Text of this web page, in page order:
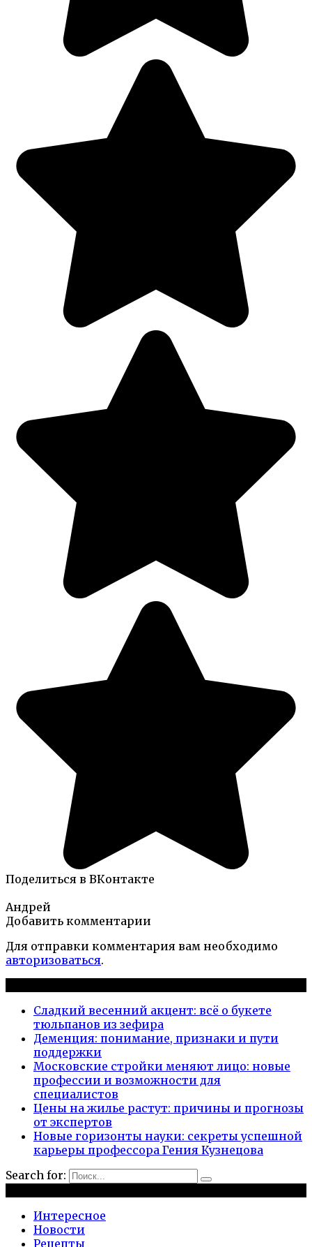
Поделиться в ВКонтакте
Андрей
Добавить комментарии
Для отправки комментария вам необходимо
авторизоваться.
Сладкий весенний акцент: всё о букете
тюльпанов из зефира
Деменция: понимание, признаки и пути
поддержки
Московские стройки меняют лицо: новые
профессии и возможности для
специалистов
Цены на жилье растут: причины и прогнозы
от экспертов
Новые горизонты науки: секреты успешной
карьеры профессора Гения Кузнецова
Search for:
Интересное
Новости
Рецепты